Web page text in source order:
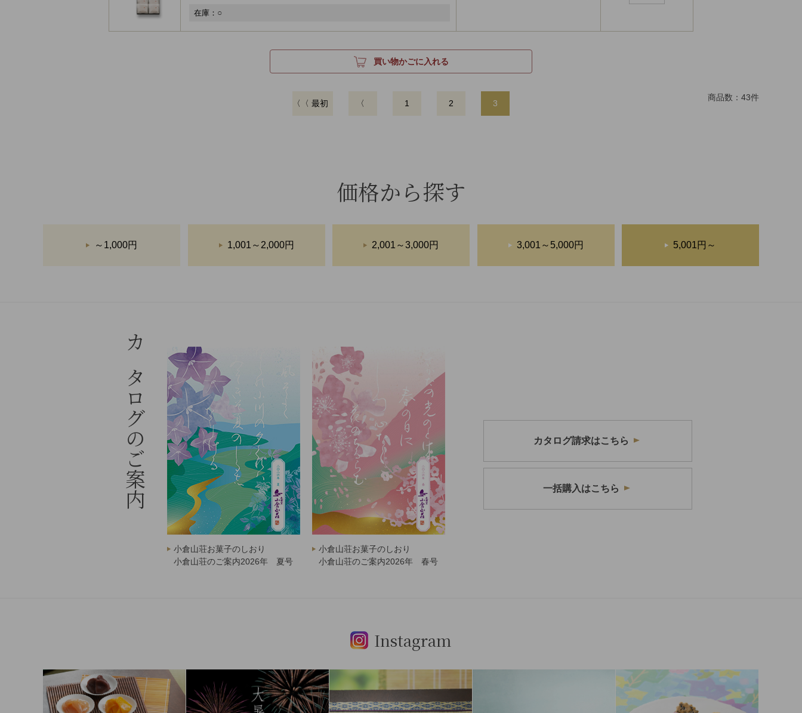
在庫： ○
買い物かごに入れる
商品数： 43件
〈〈 最初 〈 1 2 3
価格から探す
～1,000円 1,001～2,000円 2,001～3,000円 3,001～5,000円 5,001円～
カタログのご案内
小倉山荘お菓子のしおり
小倉山荘のご案内2026年 夏号
小倉山荘お菓子のしおり
小倉山荘のご案内2026年 春号
カタログ請求はこちら
一括購入はこちら
Instagram